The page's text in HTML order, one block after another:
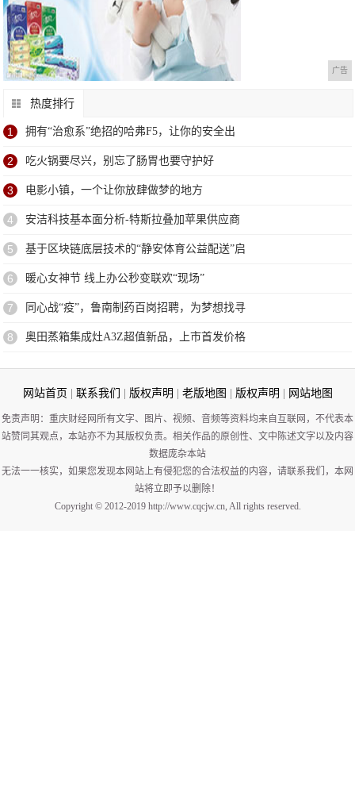
广告
热度排行
1 拥有“治愈系”绝招的哈弗F5，让你的安全出
2 吃火锅要尽兴，别忘了肠胃也要守护好
3 电影小镇，一个让你放肆做梦的地方
4 安洁科技基本面分析-特斯拉叠加苹果供应商
5 基于区块链底层技术的“静安体育公益配送”启
6 暖心女神节 线上办公秒变联欢“现场”
7 同心战“疫”，鲁南制药百岗招聘，为梦想找寻
8 奥田蒸箱集成灶A3Z超值新品，上市首发价格
网站首页 联系我们 版权声明 老版地图 版权声明 网站地图
免责声明：重庆财经网所有文字、图片、视频、音频等资料均来自互联网，不代表本
站赞同其观点，本站亦不为其版权负责。相关作品的原创性、文中陈述文字以及内容
数据庞杂本站
无法一一核实，如果您发现本网站上有侵犯您的合法权益的内容，请联系我们，本网
站将立即予以删除！
Copyright © 2012-2019 http://www.cqcjw.cn, All rights reserved.